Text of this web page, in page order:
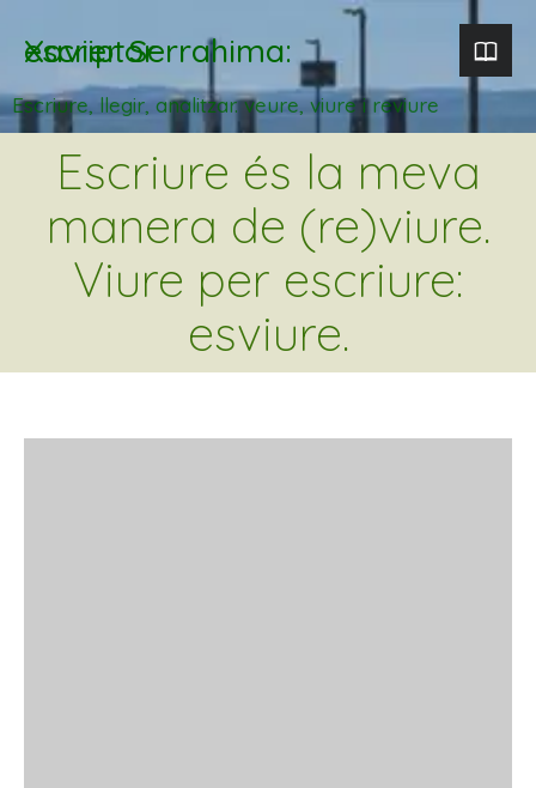
Xavier Serrahima: escriptor
Escriure, llegir, analitzar. veure, viure i reviure
Escriure és la meva
manera de (re)viure.
Viure per escriure:
esviure.